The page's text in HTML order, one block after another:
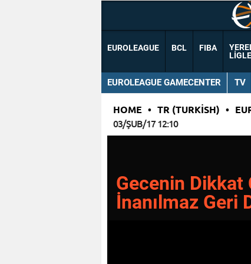
EUROLEAGUE BCL FIBA
EUROLEAGUE GAMECENTER TV
HOME • TR (TURKISH) •
03/ŞUB/17 12:10
Gecenin Dikkat
İnanılmaz Geri